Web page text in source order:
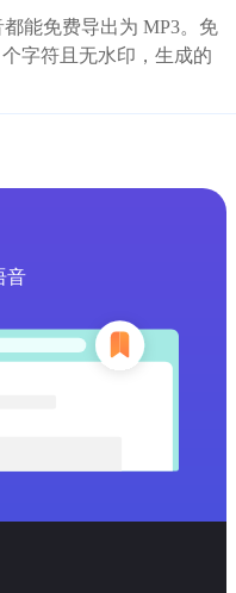
能免费导出为 MP3。免
字符且无水印，生成的
音